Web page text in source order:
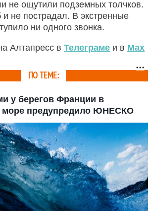
не ощутили подземных толчков.
и не пострадал. В экстренные
ни одного звонка.
Алтапресс в Телеграме и в Max
ПО ТЕМЕ:
у берегов Франции в
море предупредило ЮНЕСКО